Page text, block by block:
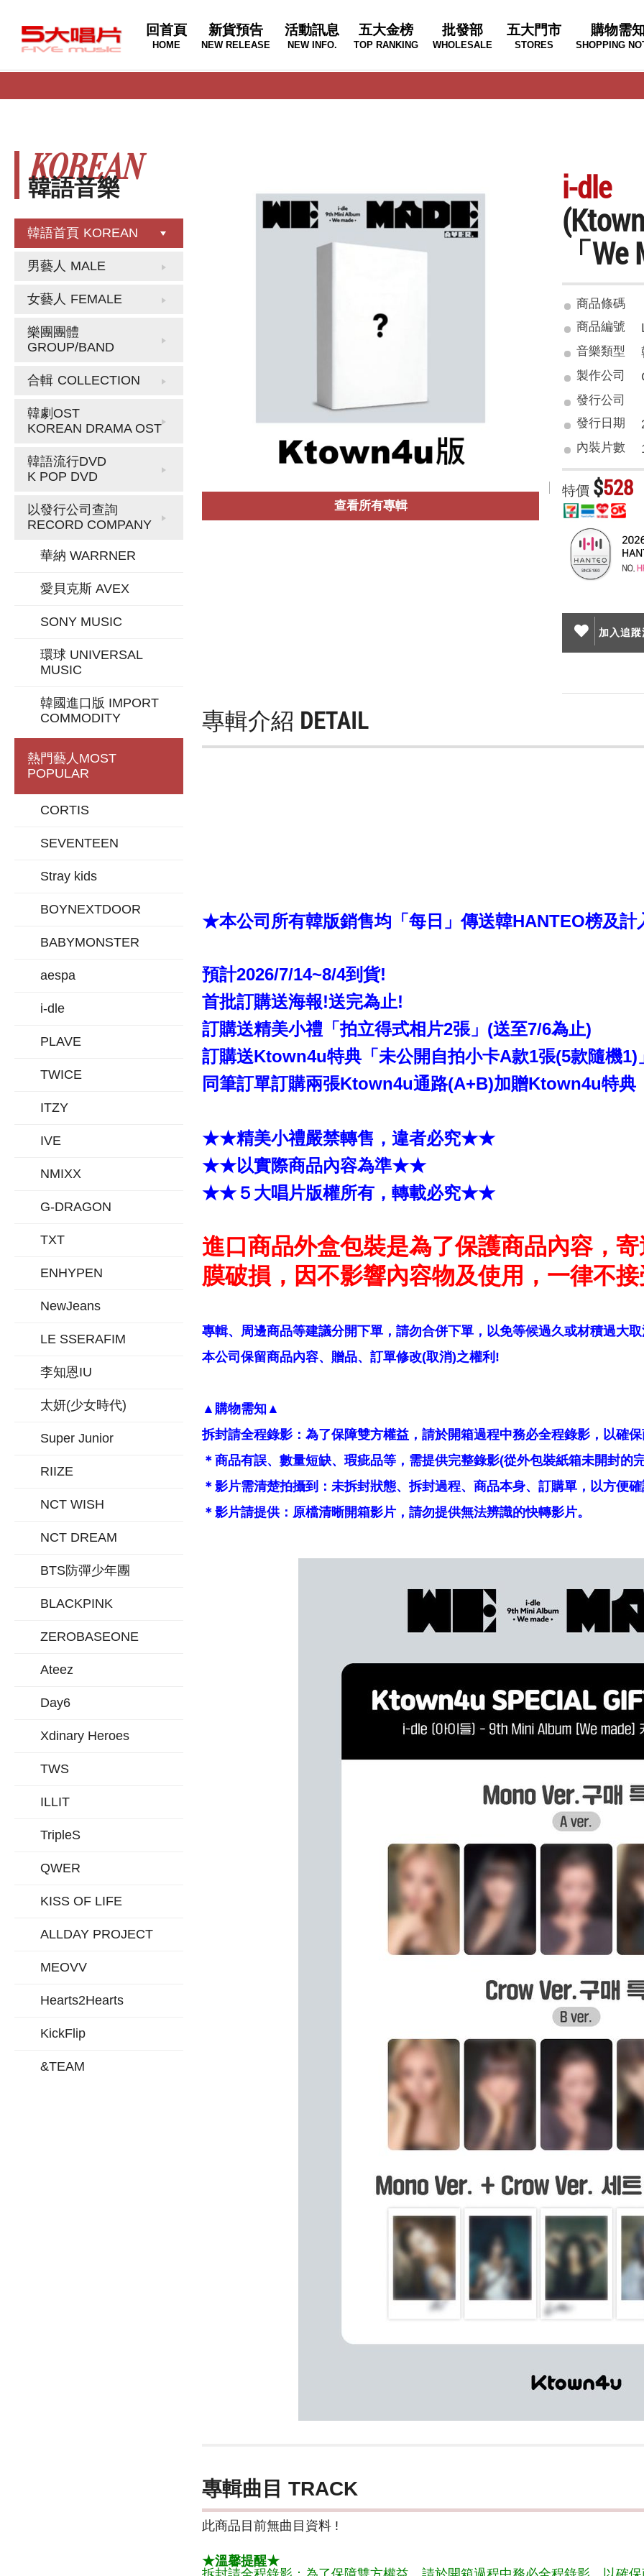
回首頁
HOME
新貨預告
NEW RELEASE
活動訊息
NEW INFO.
五大金榜
TOP RANKING
批發部
WHOLESALE
五大門市
STORES
購物需知
SHOPPING
韓語音樂
KOREAN
韓語首頁 KOREAN
男藝人 MALE
女藝人 FEMALE
樂團團體
GROUP/BAND
合輯 COLLECTION
韓劇OST
KOREAN DRAMA OST
韓語流行DVD
K POP DVD
以發行公司查詢
RECORD COMPANY
華納 WARRNER
愛貝克斯 AVEX
SONY MUSIC
環球 UNIVERSAL
MUSIC
韓國進口版 IMPORT
COMMODITY
熱門藝人 MOST
POPULAR
CORTIS
SEVENTEEN
Stray kids
BOYNEXTDOOR
BABYMONSTER
aespa
i-dle
PLAVE
TWICE
ITZY
IVE
NMIXX
G-DRAGON
TXT
ENHYPEN
NewJeans
LE SSERAFIM
李知恩IU
太妍(少女時代)
Super Junior
RIIZE
NCT WISH
NCT DREAM
BTS防彈少年團
BLACKPINK
ZEROBASEONE
Ateez
Day6
Xdinary Heroes
TWS
ILLIT
TripleS
QWER
KISS OF LIFE
ALLDAY PROJECT
MEOVV
Hearts2Hearts
KickFlip
&TEAM
查看所有專輯
i-dle
「
商品條碼
商品編號
音樂類型
製作公司
發行公司
發行日期
內裝片數
特價 $528
加入追
專輯介紹 DETAIL
★本公司所有韓版銷售均「每日」傳送韓HANTEO榜及
預計2026/7/14~8/4到貨!
首批訂購送海報!送完為止!
訂購送精美小禮「拍立得式相片2張」(送至7/6為止)
訂購送Ktown4u特典「未公開自拍小卡A款1張(5款隨機1)
同筆訂單訂購兩張Ktown4u通路(A+B)加贈Ktown4u特典
★★精美小禮嚴禁轉售，違者必究★★
★★以實際商品內容為準★★
★★５大唱片版權所有，轉載必究★★
進口商品外盒包裝是為了保護商品內容，
膜破損，因不影響內容物及使用，一律不接
專輯、周邊商品等建議分開下單，請勿合併下單，以免等候過久或材積過大
本公司保留商品內容、贈品、訂單修改(取消)之權利!
▲購物需知▲
拆封請全程錄影：為了保障雙方權益，請於開箱過程中務必全程錄影，以確保
＊商品有誤、數量短缺、瑕疵品等，需提供完整錄影(從外包裝紙箱未開封的
＊影片需清楚拍攝到：未拆封狀態、拆封過程、商品本身、訂購單，以方便確
＊影片請提供：原檔清晰開箱影片，請勿提供無法辨識的快轉影片。
專輯曲目 TRACK
此商品目前無曲目資料 !
★溫馨提醒★